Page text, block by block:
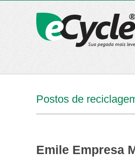
Postos de
Emile Empresa